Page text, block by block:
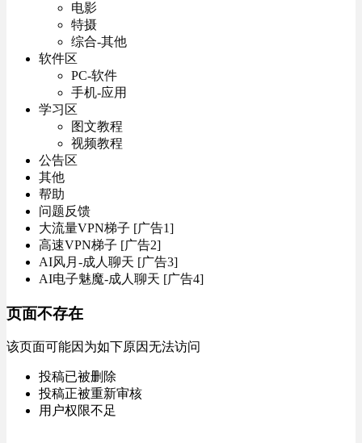
电影
特摄
综合-其他
软件区
PC-软件
手机-应用
学习区
图文教程
视频教程
公告区
其他
帮助
问题反馈
大流量VPN梯子 [广告1]
高速VPN梯子 [广告2]
AI风月-成人聊天 [广告3]
AI电子魅魔-成人聊天 [广告4]
页面不存在
该页面可能因为如下原因无法访问
投稿已被删除
投稿正被重新审核
用户权限不足